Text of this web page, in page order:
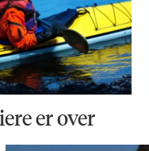
er over